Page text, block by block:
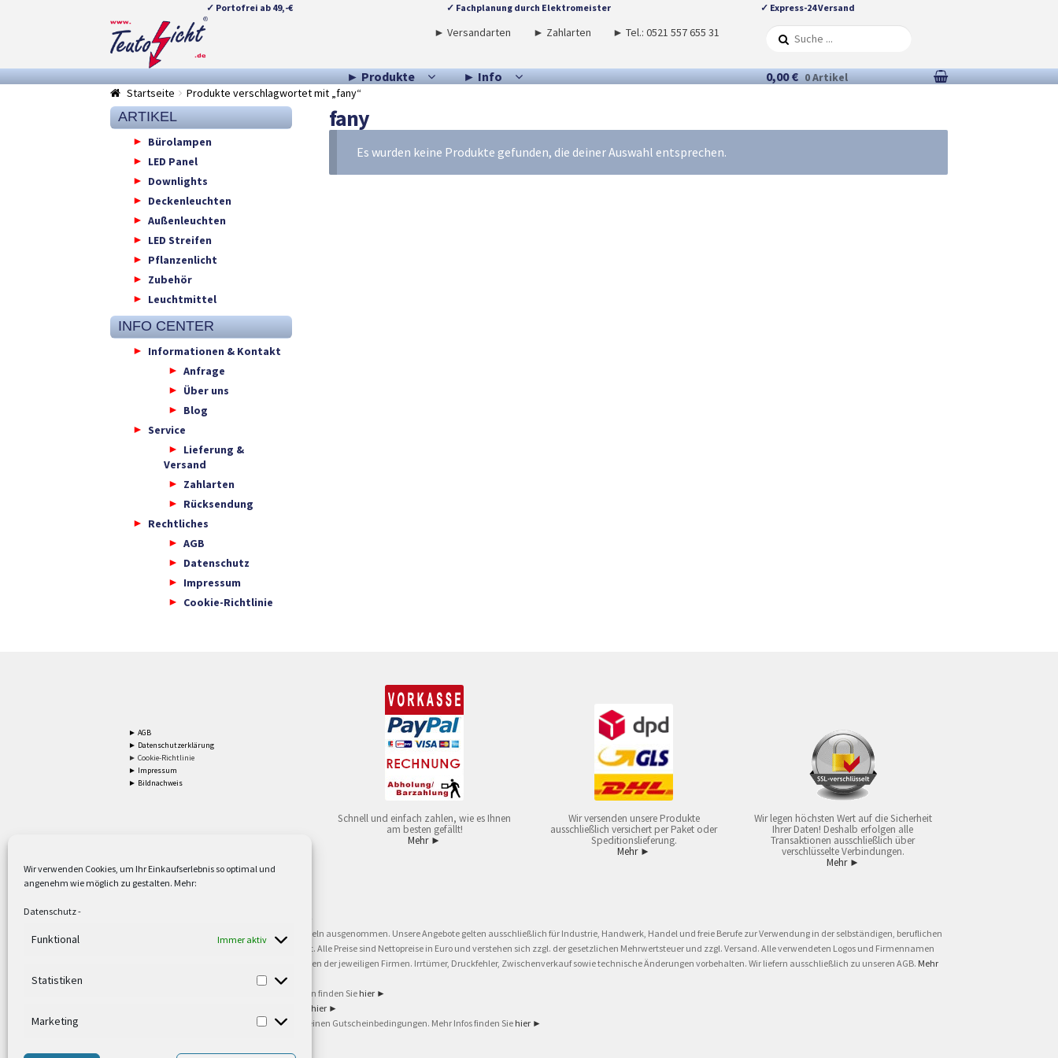
Wir verwenden Cookies, um Ihr Einkaufserlebnis so optimal und
angenehm wie möglich zu gestalten. Mehr:
Datenschutz-
Funktional Immer aktiv
Statistiken
Marketing
✓ Portofrei ab 49,-€ ✓ Fachplanung durch Elektromeister ✓ Express-24 Versand
Zur
Navigation
springen
Springe
zum
► Versandarten ► Zahlarten ► Tel.: 0521 557 655 31
► Produkte ► Info 0,00 € 0 Artikel
Startseite
Produkte verschlagwortet mit „fany“
fany
Es wurden keine Produkte gefunden, die deiner Auswahl entsprechen.
ARTIKEL
Bürolampen
LED Panel
Downlights
Deckenleuchten
Außenleuchten
LED Streifen
Pflanzenlicht
Zubehör
Leuchtmittel
INFO CENTER
Informationen & Kontakt
Anfrage
Über uns
Blog
Service
Lieferung &
Versand
Zahlarten
Rücksendung
Rechtliches
AGB
Datenschutz
Impressum
Cookie-Richtlinie
► AGB
► Datenschutzerklärung
► Cookie-Richtlinie
► Impressum
► Bildnachweis
Schnell und einfach zahlen, wie es Ihnen
am besten gefällt!
Mehr ►
Wir versenden unsere Produkte
ausschließlich versichert per Paket oder
Speditionslieferung.
Mehr ►
Wir legen höchsten Wert auf die Sicherheit
Ihrer Daten! Deshalb erfolgen alle
Transaktionen ausschließlich über
verschlüsselte Verbindungen.
Mehr ►
Versandkostenfrei ab 59,90 € Nettowarenwert. Inseln ausgenommen. Unsere Angebote gelten ausschließlich für Industrie, Handwerk, Handel und freie Berufe zur Verwendung in der selbständigen, beruflichen
oder gewerblichen Tätigkeit. Kein Verkauf an privat. Alle Preise sind Nettopreise in Euro und verstehen sich zzgl. der gesetzlichen Mehrwertsteuer und zzgl. Versand. Alle verwendeten Logos und Firmennamen
sind Warenzeichen oder eingetragene Warenzeichen der jeweiligen Firmen. Irrtümer, Druckfehler, Zwischenverkauf sowie technische Änderungen vorbehalten. Wir liefern ausschließlich zu unseren AGB. Mehr
Weitere Informationen und Zahlungsbedingungen finden Sie hier ►
hier ►
Ab 79,- Nettowarenwert. Es gelten unsere allgemeinen Gutscheinbedingungen. Mehr Infos finden Sie hier ►
©2002-2021 TEUTO LICHT GmbH